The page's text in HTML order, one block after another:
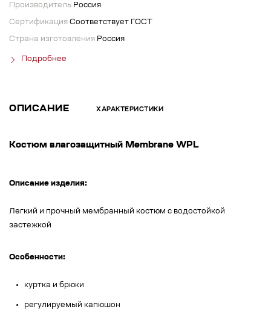
Производитель Россия
Сертификация Соответствует ГОСТ
Страна изготовления Россия
Подробнее
ОПИСАНИЕ ХАРАКТЕРИСТИКИ
Костюм влагозащитный Membrane WPL
Описание изделия:
Легкий и прочный мембранный костюм с водостойкой
застежкой
Особенности:
куртка и брюки
регулируемый капюшон